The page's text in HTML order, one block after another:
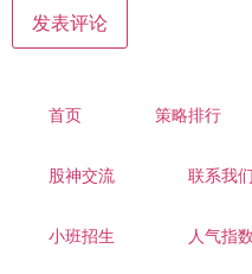
首页 策略排行
股神交流 联系我们
小班招生 人气指数